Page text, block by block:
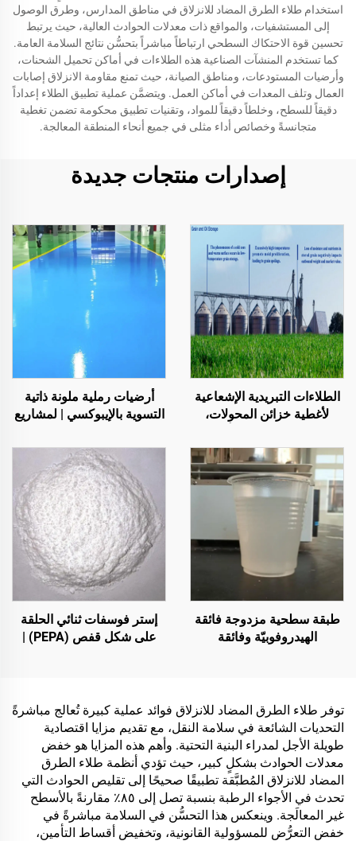
استخدام طلاء الطرق المضاد للانزلاق في مناطق المدارس، وطرق الوصول
إلى المستشفيات، والمواقع ذات معدلات الحوادث العالية، حيث يرتبط
تحسين قوة الاحتكاك السطحي ارتباطاً مباشراً بتحسُّن نتائج السلامة العامة.
كما تستخدم المنشآت الصناعية هذه الطلاءات في أماكن تحميل الشحنات،
وأرضيات المستودعات، ومناطق الصيانة، حيث تمنع مقاومة الانزلاق إصابات
العمال وتلف المعدات في أماكن العمل. ويتضمَّن عملية تطبيق الطلاء إعداداً
دقيقاً للسطح، وخلطاً دقيقاً للمواد، وتقنيات تطبيق محكومة تضمن تغطية
متجانسةً وخصائص أداء مثلى في جميع أنحاء المنطقة المعالجة.
إصدارات منتجات جديدة
الطلاءات التبريدية الإشعاعية
لأغطية خزائن المحولات،
الصلب الملونة، وصوامع
تخزين الحبوب، وخزانات
تخزين النفط
أرضيات رملية ملونة ذاتية
التسوية بالإيبوكسي | لمشاريع
فاخرة
طبقة سطحية مزدوجة فائقة
الهيدروفوبيّة وفائقة
تتطلب خصائص مقاومة للماء
والزيوت
إستر فوسفات ثنائي الحلقة
على شكل قفص (PEPA) |
الفينيل (EVA)
توفر طلاء الطرق المضاد للانزلاق فوائد عملية كبيرة تُعالج مباشرةً
التحديات الشائعة في سلامة النقل، مع تقديم مزايا اقتصادية
طويلة الأجل لمدراء البنية التحتية. وأهم هذه المزايا هو خفض
معدلات الحوادث بشكلٍ كبير، حيث تؤدي أنظمة طلاء الطرق
المضاد للانزلاق المُطبَّقة تطبيقًا صحيحًا إلى تقليص الحوادث التي
تحدث في الأجواء الرطبة بنسبة تصل إلى ٨٥٪ مقارنةً بالأسطح
غير المعالَجة. وينعكس هذا التحسُّن في السلامة مباشرةً في
خفض التعرُّض للمسؤولية القانونية، وتخفيض أقساط التأمين،